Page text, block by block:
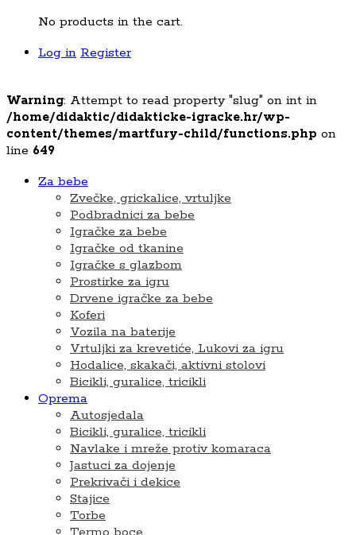
No products in the cart.
Log in Register
Warning: Attempt to read property "slug" on int in
/home/didaktic/didakticke-igracke.hr/wp-
content/themes/martfury-child/functions.php on
line 649
Za bebe
Zvečke, grickalice, vrtuljke
Podbradnici za bebe
Igračke za bebe
Igračke od tkanine
Igračke s glazbom
Prostirke za igru
Drvene igračke za bebe
Koferi
Vozila na baterije
Vrtuljki za krevetiće, Lukovi za igru
Hodalice, skakači, aktivni stolovi
Bicikli, guralice, tricikli
Oprema
Autosjedala
Bicikli, guralice, tricikli
Navlake i mreže protiv komaraca
Jastuci za dojenje
Prekrivači i dekice
Stajice
Torbe